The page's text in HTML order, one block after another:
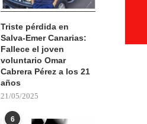
Triste pérdida en
Salva-Emer Canarias:
Fallece el joven
voluntario Omar
Cabrera Pérez a los 21
años
21/05/2025
6